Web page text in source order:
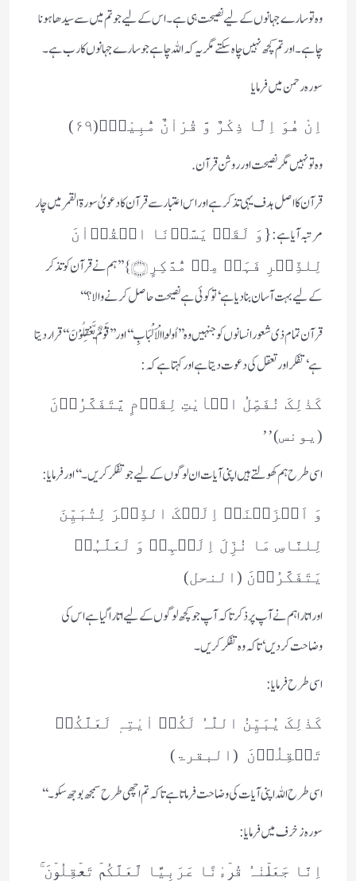
وہ تو سارے جہانوں کے لیے نصیحت ہی ہے۔اس کے لیے جو تم میں سے سیدھا ہونا
چاہے۔اور تم کچھ نہیں چاہ سکتے مگر یہ کہ اللہ چاہے جو سارے جہانوں کا رب ہے۔
سورہ رحمن میں فرمایا
اِنْ هُوَ اِلَّا ذِكْرٌ وَّ قُرْاٰنٌ مُّبِیْنٌۙ(۶۹)
وہ تو نہیں مگر نصیحت اور روشن قرآن.
قرآن کا اصل ہدف یہی تذکر ہے اور اس اعتبار سے قرآن کا دعویٰ سورۃ القمر میں چار
مرتبہ آیا ہے:{وَ لَقَدۡ یَسَّرۡنَا الۡقُرۡاٰنَ
لِلذِّکۡرِ فَہَلۡ مِنۡ مُّدَّکِرٍ ﴿﴾} ’’ہم نے قرآن کو تذکر
کے لیے بہت آسان بنا دیا ہے‘ تو کوئی ہے نصیحت حاصل کرنے والا؟‘‘
قرآن تمام ذی شعور انسانوں کو جنہیں وہ ’’اُولُوا الْاَلْبَابِ‘‘ اور ’’قَوْمٌ یَّعْقِلُوْنَ‘‘ قرار دیتا
ہے ‘تفکر اور تعقل کی دعوت دیتا ہے اور کہتا ہے کہ :
کَذٰلِکَ نُفَصِّلُ الۡاٰیٰتِ لِقَوۡمٍ یَّتَفَکَّرُوۡنَ
(یونس)’’
اسی طرح ہم کھولتے ہیں اپنی آیات ان لوگوں کے لیے جو تفکر کریں۔‘‘اور فرمایا :
وَ اَنۡزَلۡنَاۤ اِلَیۡکَ الذِّکۡرَ لِتُبَیِّنَ
لِلنَّاسِ مَا نُزِّلَ اِلَیۡہِمۡ وَ لَعَلَّہُمۡ
یَتَفَکَّرُوۡنَ (النحل)
اور اتارا ہم نے آپ پر ذکر تاکہ آپ جو کچھ لوگوں کے لیے اتارا گیا ہے اس کی
وضاحت کردیں ‘تاکہ وہ تفکر کریں۔
اسی طرح فرمایا :
کَذٰلِکَ یُبَیِّنُ اللّٰہُ لَکُمۡ اٰیٰتِہٖ لَعَلَّکُمۡ
تَعۡقِلُوۡنَ (البقرۃ)
اسی طرح اللہ اپنی آیات کی وضاحت فرماتا ہے تاکہ تم اچھی طرح سمجھ بوجھ سکو۔‘‘
سورہ زخرف میں فرمایا :
اِنَّا جَعَلۡنٰہُ قُرۡءٰنًا عَرَبِیًّا لَّعَلَّکُمۡ تَعۡقِلُوۡنَ ۚ